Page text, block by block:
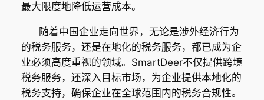
最大限度地降低运营成本。
随着中国企业走向世界，无论是涉外经济行为
的税务服务，还是在地化的税务服务，都已成为企
业必须高度重视的领域。SmartDeer不仅提供跨境
税务服务，还深入目标市场，为企业提供本地化的
税务支持，确保企业在全球范围内的税务合规性。